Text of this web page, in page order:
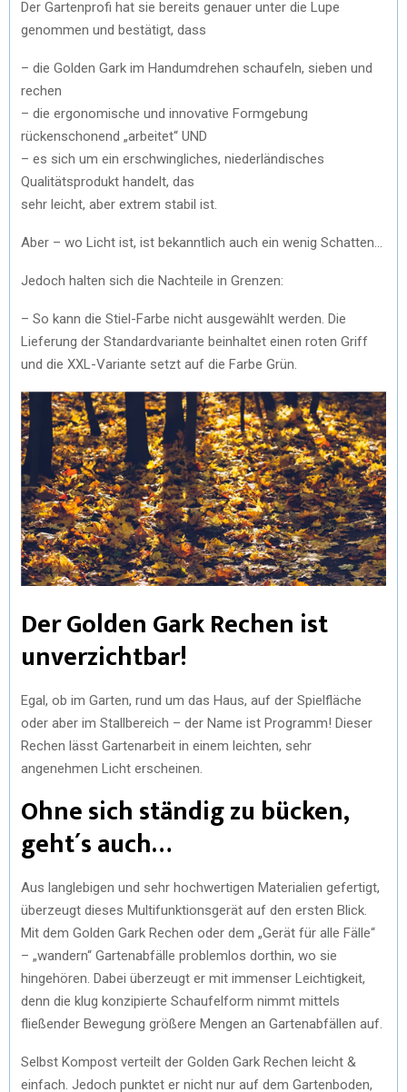
Der Gartenprofi hat sie bereits genauer unter die Lupe
genommen und bestätigt, dass
– die Golden Gark im Handumdrehen schaufeln, sieben und
rechen
– die ergonomische und innovative Formgebung
rückenschonend „arbeitet“ UND
– es sich um ein erschwingliches, niederländisches
Qualitätsprodukt handelt, das
sehr leicht, aber extrem stabil ist.
Aber – wo Licht ist, ist bekanntlich auch ein wenig Schatten…
Jedoch halten sich die Nachteile in Grenzen:
– So kann die Stiel-Farbe nicht ausgewählt werden. Die
Lieferung der Standardvariante beinhaltet einen roten Griff
und die XXL-Variante setzt auf die Farbe Grün.
Der Golden Gark Rechen ist
unverzichtbar!
Egal, ob im Garten, rund um das Haus, auf der Spielfläche
oder aber im Stallbereich – der Name ist Programm! Dieser
Rechen lässt Gartenarbeit in einem leichten, sehr
angenehmen Licht erscheinen.
Ohne sich ständig zu bücken,
geht´s auch…
Aus langlebigen und sehr hochwertigen Materialien gefertigt,
überzeugt dieses Multifunktionsgerät auf den ersten Blick.
Mit dem Golden Gark Rechen oder dem „Gerät für alle Fälle“
– „wandern“ Gartenabfälle problemlos dorthin, wo sie
hingehören. Dabei überzeugt er mit immenser Leichtigkeit,
denn die klug konzipierte Schaufelform nimmt mittels
fließender Bewegung größere Mengen an Gartenabfällen auf.
Selbst Kompost verteilt der Golden Gark Rechen leicht &
einfach. Jedoch punktet er nicht nur auf dem Gartenboden,